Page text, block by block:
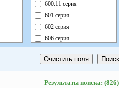
600.11 серия
601 серия
602 серия
606 серия
Брежневка
Индивидуальный
Результаты поиска: (826)